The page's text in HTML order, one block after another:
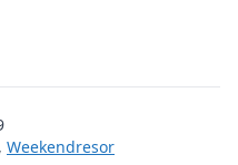
, Weekendresor